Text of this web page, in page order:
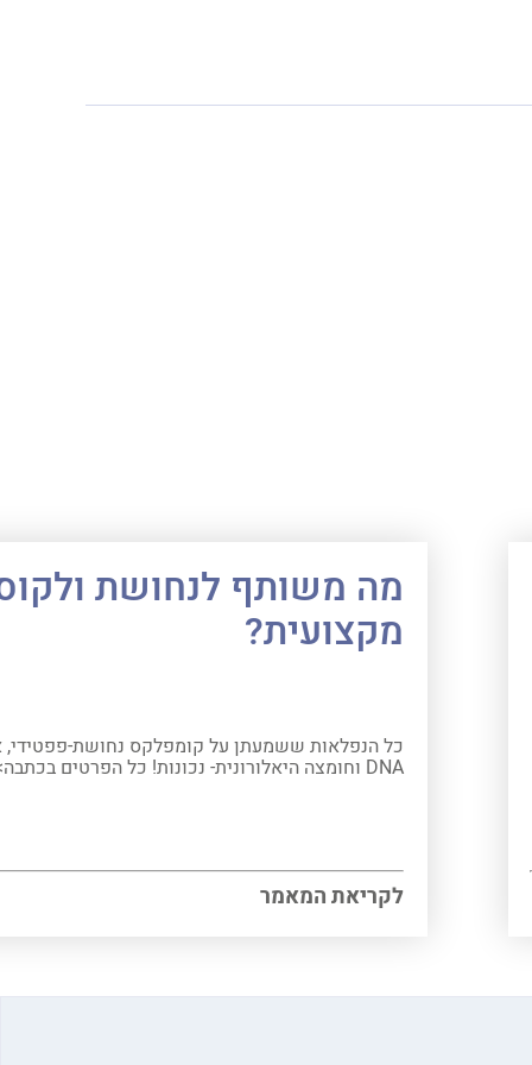
מה משותף לנחושת
מקצועית?
כל הנפלאות ששמעתן על קומפלקס נחושת-פפטידי,
DNA וחומצה היאלורונית- נכונות! כל הפרטים בכתבה>>
לקריאת המאמר